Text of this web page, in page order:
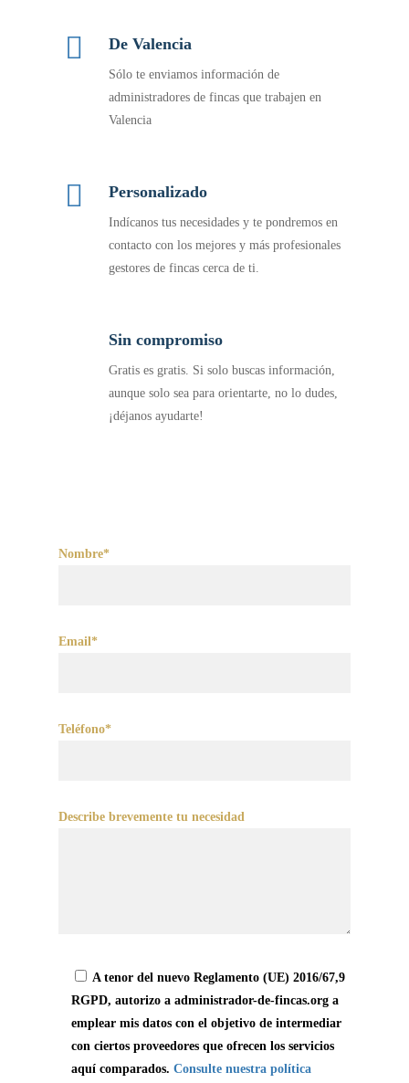
De Valencia
Sólo te enviamos información de
administradores de fincas que trabajen en
Valencia
Personalizado
Indícanos tus necesidades y te pondremos en
contacto con los mejores y más profesionales
gestores de fincas cerca de ti.
Sin compromiso
Gratis es gratis. Si solo buscas información,
aunque solo sea para orientarte, no lo dudes,
¡déjanos ayudarte!
Nombre*
Email*
Teléfono*
Describe brevemente tu necesidad
A tenor del nuevo Reglamento (UE) 2016/67,9
RGPD, autorizo a administrador-de-fincas.org a
emplear mis datos con el objetivo de intermediar
con ciertos proveedores que ofrecen los servicios
aquí comparados.Consulte nuestra política